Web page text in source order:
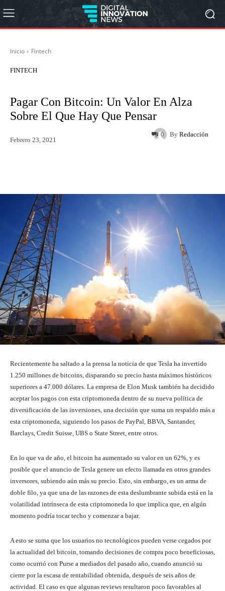
Inicio Fintech
FINTECH
Pagar Con Bitcoin: Un Valor En Alza
Sobre El Que Hay Que Pensar
By Redacción
Febrero 23, 2021
0
Recientemente ha saltado a la prensa la noticia de que Tesla ha invertido
1.250 millones de bitcoins, disparando su precio hasta máximos históricos
superiores a 47.000 dólares. La empresa de Elon Musk también ha decidido
aceptar los pagos con esta criptomoneda dentro de su nueva política de
diversificación de las inversiones, una decisión que suma un respaldo más a
esta criptomoneda, siguiendo los pasos de PayPal, BBVA, Santander,
Barclays, Credit Suisse, UBS o State Street, entre otros.
En lo que va de año, el bitcoin ha aumentado su valor en un 62%, y es
posible que el anuncio de Tesla genere un efecto llamada en otros grandes
inversores, subiendo aún más su precio. Esto, sin embargo, es un arma de
doble filo, ya que una de las razones de esta deslumbrante subida está en la
volatilidad intrínseca de esta criptomoneda lo que implica que, en algún
momento podría tocar techo y comenzar a bajar.
A esto se suma que los usuarios no tecnológicos pueden verse cegados por
la actualidad del bitcoin, tomando decisiones de compra poco beneficiosas,
como ocurrió con Purse a mediados del pasado año, cuando anunció su
cierre por la escasa de rentabilidad obtenida, después de seis años de
actividad. El caso es que algunas reviews resultaron poco favorables al